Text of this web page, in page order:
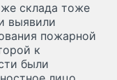
склада тоже
выявили
пожарной
к
были